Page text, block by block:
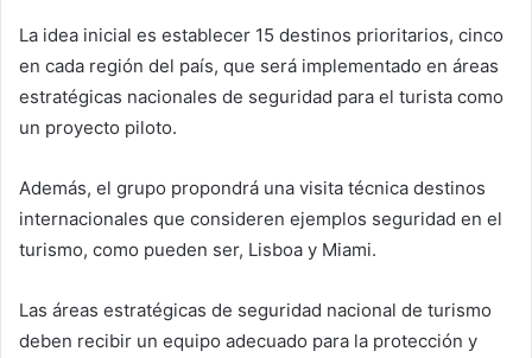
La idea inicial es establecer 15 destinos prioritarios, cinco
en cada región del país, que será implementado en áreas
estratégicas nacionales de seguridad para el turista como
un proyecto piloto.
Además, el grupo propondrá una visita técnica destinos
internacionales que consideren ejemplos seguridad en el
turismo, como pueden ser, Lisboa y Miami.
Las áreas estratégicas de seguridad nacional de turismo
deben recibir un equipo adecuado para la protección y